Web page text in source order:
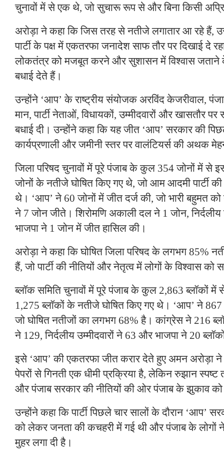
चुनावों में से एक थे, जो सुचारू रूप से और बिना किसी
अरोड़ा ने कहा कि जिस तरह से नतीजे लगातार आ रहे
पार्टी के पक्ष में एकतरफा जनादेश साफ तौर पर दिखाई दे
लोकतंत्र को मजबूत करने और सुशासन में विश्वास जताने
बधाई देते हैं।
उन्होंने ‘आप’ के राष्ट्रीय संयोजक अरविंद केजरीवाल,
मान, पार्टी नेताओं, विधायकों, उम्मीदवारों और खासतौर पर
बधाई दी। उन्होंने कहा कि यह जीत ‘आप’ सरकार की
कार्यप्रणाली और जमीनी स्तर पर वालंटियर्स की अथक
जिला परिषद चुनावों में पूरे पंजाब के कुल 354 जोनों में से
जोनों के नतीजे घोषित किए गए थे, जो आम आदमी पार्टी
थे। ‘आप’ ने 60 जोनों में जीत दर्ज की, जो भारी बहुमत को
ने 7 जोन जीते। शिरोमणि अकाली दल ने 1 जोन, निर्दलीय
भाजपा ने 1 जोन में जीत हासिल की।
अरोड़ा ने कहा कि घोषित जिला परिषद के लगभग 85%
हैं, जो पार्टी की नीतियों और नेतृत्व में लोगों के विश्वास को
ब्लॉक समिति चुनावों में पूरे पंजाब के कुल 2,863 ब्लॉकों
1,275 ब्लॉकों के नतीजे घोषित किए गए थे। ‘आप’ ने 867
जो घोषित नतीजों का लगभग 68% है। कांग्रेस ने 216
ने 129, निर्दलीय उम्मीदवारों ने 63 और भाजपा ने 20
इसे ‘आप’ की एकतरफा जीत करार देते हुए अमन अरोड़ा ने
पेपरों से गिनती एक धीमी प्रक्रिया है, लेकिन रुझान स्पष्ट
और पंजाब सरकार की नीतियों की ओर पंजाब के झुकाव को
उन्होंने कहा कि पार्टी पिछले चार सालों के दौरान ‘आप’
को लेकर जनता की कचहरी में गई थी और पंजाब के लोगों
मुहर लगा दी है।